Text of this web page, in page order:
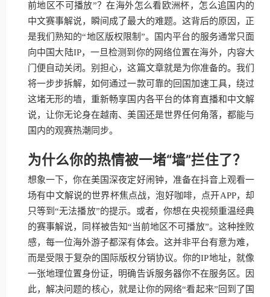
前地区不可播放”？在海外怎么看欧洲杯，怎么追国内的
中文赛事解说，瞬间成了最大的难题。这背后的原因，正
是我们熟知的“地区版权限制”。国内平台的服务通常只面
向中国大陆IP，一旦检测到你的网络位置在海外，内容大
门便自动关闭。别担心，这篇文章就是为你准备的。我们
将一步步拆解，如何通过一款可靠的回国加速工具，绕过
这堵无形的墙，重新畅享国内各平台的体育直播和中文解
说，让你无论身在越南、美国还是世界任何角落，都能与
国内的观赛热潮同步。
为什么你的热情被一堵“墙”拦住了？
想象一下，你在美国深夜定好闹钟，准备在抖音上观看一
场有中文解说的世界杯焦点战，泡好咖啡，点开APP，却
只等到“无法播放”的提示。或者，你想在央视频重温经典
的赛事解说，同样被告知“当前地区不可播放”。这种挫败
感，每一位海外游子都深有体会。这并非平台有意为难，
而是受限于复杂的国际版权分销协议。你的IP地址，就像
一张地理位置身份证，明确告诉服务器你不在服务区。因
此，解决问题的核心，就是让你的网络“看起来”回到了国